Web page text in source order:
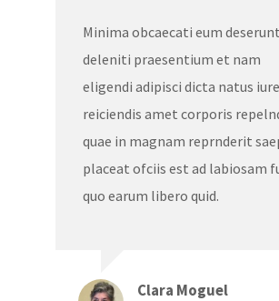
Minima obcaecati eum deserunt
deleniti praesentium et nam
eligendi adipisci dicta natus iure
reiciendis amet corporis
quae in magnam reprnderit
placeat ofciis est ad labiosam
quo earum libero quid.
Clara Moguel